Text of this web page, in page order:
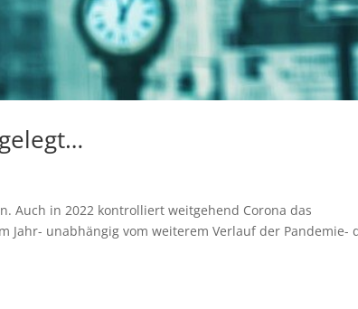
Auch in 2022 kontrolliert weitgehend Corona das
Jahr- unabhängig vom weiterem Verlauf der Pandemie-